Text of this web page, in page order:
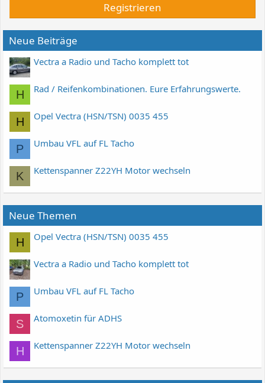
Registrieren
Neue Beiträge
Vectra a Radio und Tacho komplett tot
H Rad / Reifenkombinationen. Eure Erfahrungswerte.
H Opel Vectra (HSN/TSN) 0035 455
P Umbau VFL auf FL Tacho
K Kettenspanner Z22YH Motor wechseln
Neue Themen
H Opel Vectra (HSN/TSN) 0035 455
Vectra a Radio und Tacho komplett tot
P Umbau VFL auf FL Tacho
S Atomoxetin für ADHS
H Kettenspanner Z22YH Motor wechseln